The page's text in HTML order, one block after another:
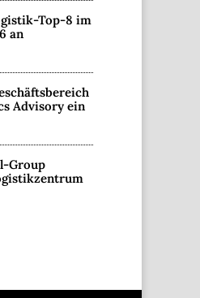
Top-8 im
an
Advisory ein
Group